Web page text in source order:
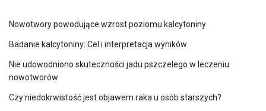
Nowotwory powodujące wzrost poziomu kalcytoniny
Badanie kalcytoniny: Cel i interpretacja wyników
Nie udowodniono skuteczności jadu pszczelego w leczeniu
nowotworów
Czy niedokrwistość jest objawem raka u osób starszych?